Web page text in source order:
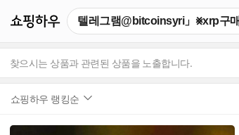
찾으시는 상품과 관련된 상품을 노출합니다.
쇼핑하우 랭킹순